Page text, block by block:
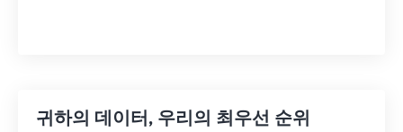
귀하의 데이터, 우리의 최우선 순위